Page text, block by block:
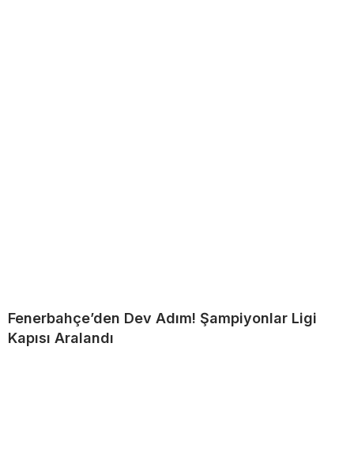
Fenerbahçe’den Dev Adım! Şampiyonlar Ligi
Kapısı Aralandı